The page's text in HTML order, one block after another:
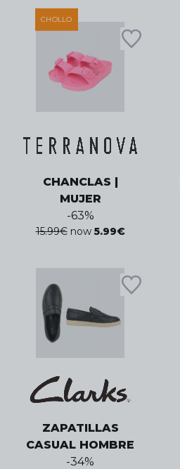
CHOLLO
CHANCLAS |
MUJER
-63%
15.99€ now 5.99€
ZAPATILLAS
CASUAL HOMBRE
-34%